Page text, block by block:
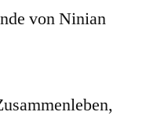
von Ninian